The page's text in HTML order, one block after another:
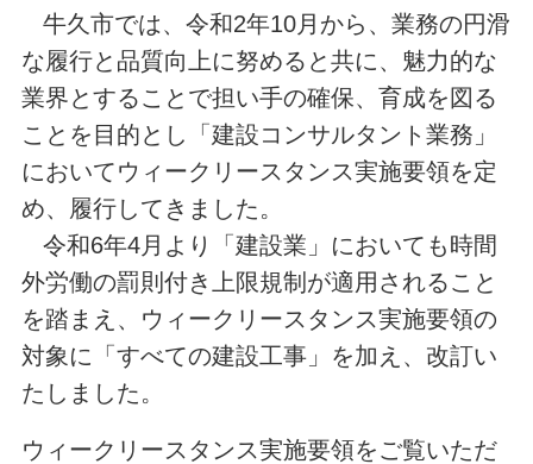
牛久市では、令和2年10月から、業務の円滑
な履行と品質向上に努めると共に、魅力的な
業界とすることで担い手の確保、育成を図る
ことを目的とし「建設コンサルタント業務」
においてウィークリースタンス実施要領を定
め、履行してきました。
令和6年4月より「建設業」においても時間
外労働の罰則付き上限規制が適用されること
を踏まえ、ウィークリースタンス実施要領の
対象に「すべての建設工事」を加え、改訂い
たしました。
ウィークリースタンス実施要領をご覧いただ